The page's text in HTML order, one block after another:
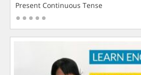
Present Continuous Tense